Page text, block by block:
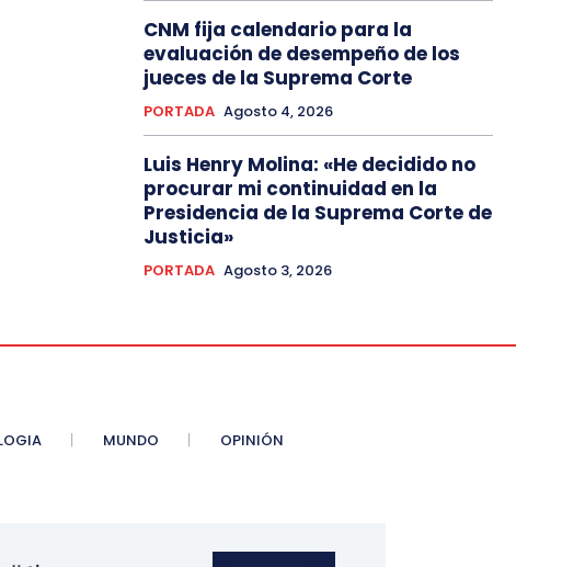
CNM fija calendario para la
evaluación de desempeño de los
jueces de la Suprema Corte
PORTADA Agosto 4, 2026
Luis Henry Molina: «He decidido no
procurar mi continuidad en la
Presidencia de la Suprema Corte de
Justicia»
PORTADA Agosto 3, 2026
MUNDO OPINIÓN